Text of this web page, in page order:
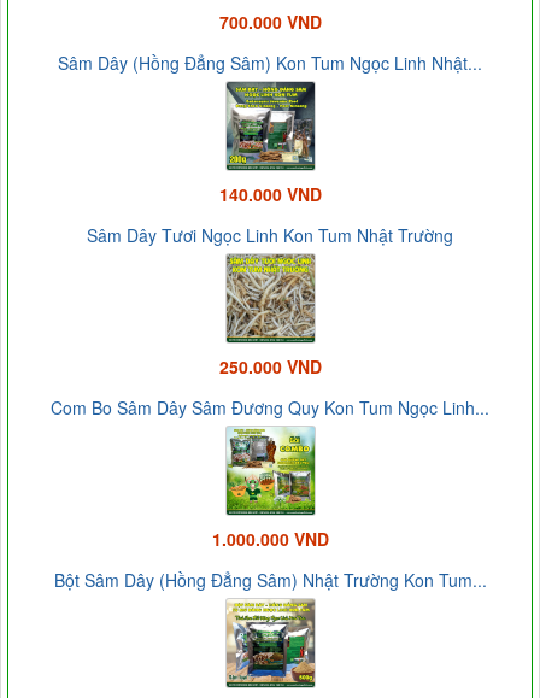
700.000 VND
Sâm Dây (Hồng Đẳng Sâm) Kon Tum Ngọc Linh Nhật...
140.000 VND
Sâm Dây Tươi Ngọc Linh Kon Tum Nhật Trường
250.000 VND
Com Bo Sâm Dây Sâm Đương Quy Kon Tum Ngọc Linh...
1.000.000 VND
Bột Sâm Dây (Hồng Đẳng Sâm) Nhật Trường Kon Tum...